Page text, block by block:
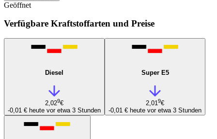
Geöffnet
Verfügbare Kraftstoffarten und Preise
Diesel
2,029€
-0,01 € heute vor etwa 3 Stunden
Super E5
2,019€
-0,01 € heute vor etwa 3 Stunden